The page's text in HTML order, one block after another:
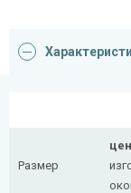
Размер